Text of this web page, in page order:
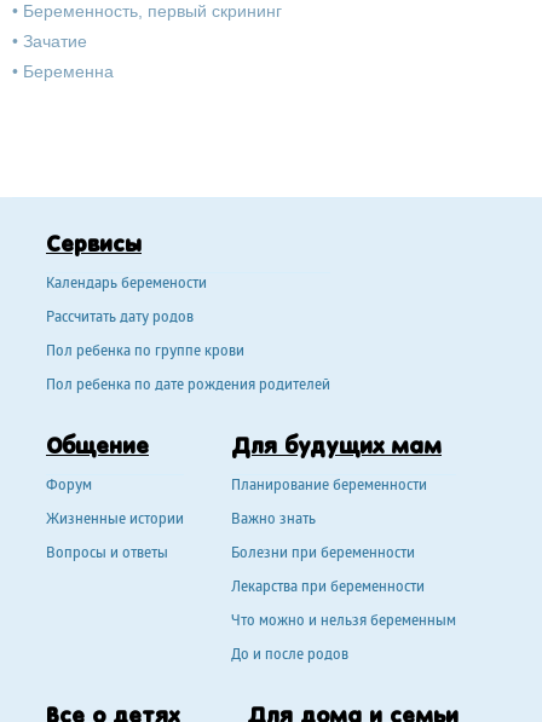
• Беременность, первый скрининг
• Зачатие
• Беременна
Сервисы
Календарь беремености
Рассчитать дату родов
Пол ребенка по группе крови
Пол ребенка по дате рождения родителей
Общение
Форум
Жизненные истории
Вопросы и ответы
Для будущих мам
Планирование беременности
Важно знать
Болезни при беременности
Лекарства при беременности
Что можно и нельзя беременным
До и после родов
Все о детях Для дома и семьи